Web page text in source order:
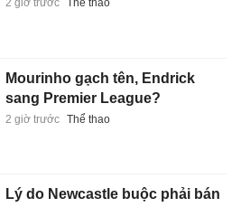
2 giờ trước Thể thao
Mourinho gạch tên, Endrick
sang Premier League?
2 giờ trước Thể thao
Lý do Newcastle buộc phải bán